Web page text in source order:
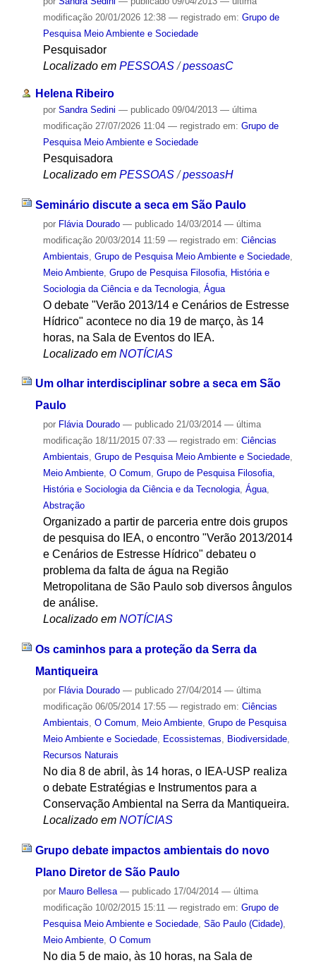
modificação20/01/2026 12:38 — registrado em: Grupo de
Pesquisa Meio Ambiente e Sociedade
Pesquisador
Localizado em PESSOAS /pessoasC
Helena Ribeiro
por Sandra Sedini — publicado09/04/2013 — última
modificação27/07/2026 11:04 — registrado em: Grupo de
Pesquisa Meio Ambiente e Sociedade
Pesquisadora
Localizado em PESSOAS /pessoasH
Seminário discute a seca em São Paulo
por Flávia Dourado — publicado14/03/2014 — última
modificação20/03/2014 11:59 — registrado em: Ciências
Ambientais Grupo de Pesquisa Meio Ambiente e Sociedade,
Meio Ambiente, Grupo de Pesquisa Filosofia, História e
Sociologia da Ciência e da Tecnologia, Água
O debate "Verão 2013/14 e Cenários de Estresse
Hídrico" acontece no dia 19 de março, às 14
horas, na Sala de Eventos do IEA.
Localizado em NOTÍCIAS
Um olhar interdisciplinar sobre a seca em São
Paulo
por Flávia Dourado — publicado21/03/2014 — última
modificação18/11/2015 07:33 — registrado em: Ciências
Ambientais, Grupo de Pesquisa Meio Ambiente e Sociedade,
Meio Ambiente, O Comum, Grupo de Pesquisa Filosofia,
História e Sociologia da Ciência e da Tecnologia, Água,
Abstração
Organizado a partir de parceria entre dois grupos
de pesquisa do IEA, o encontro "Verão 2013/2014
e Cenários de Estresse Hídrico" debateu o
problema da falta de água na Região
Metropolitana de São Paulo sob diversos ângulos
de análise.
Localizado em NOTÍCIAS
Os caminhos para a proteção da Serra da
Mantiqueira
por Flávia Dourado — publicado27/04/2014 — última
modificação06/05/2014 17:55 — registrado em: Ciências
Ambientais, O Comum, Meio Ambiente, Grupo de Pesquisa
Meio Ambiente e Sociedade, Ecossistemas, Biodiversidade,
Recursos Naturais
No dia 8 de abril, às 14 horas, o IEA-USP realiza
o debate Estratégias e Instrumentos para a
Conservação Ambiental na Serra da Mantiqueira.
Localizado em NOTÍCIAS
Grupo debate impactos ambientais do novo
Plano Diretor de São Paulo
por Mauro Bellesa — publicado17/04/2014 — última
modificação10/02/2015 15:11 — registrado em: Grupo de
Pesquisa Meio Ambiente e Sociedade, São Paulo (Cidade),
Meio Ambiente, O Comum
No dia 5 de maio, às 10 horas, na Sala de